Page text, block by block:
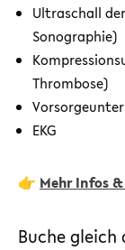
Ultraschall
Sonographie)
Thrombose)
EKG
👉 Mehr Infos
Buche gleich